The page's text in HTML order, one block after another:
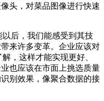
头，对菜品图像进行快速
后，我们能感受到其技
来许多变革。企业应该对
，这样才能实现更好、
也应该在市面上挑选质量
别效果，像聚合数据的接